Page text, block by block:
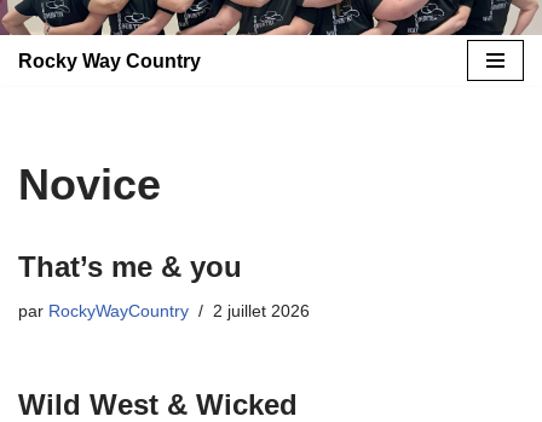
Aller
Rocky Way Country
Novice
That’s me & you
par RockyWayCountry 2 juillet 2026
Wild West & Wicked